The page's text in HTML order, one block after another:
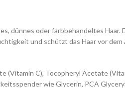
dünnes oder farbbehandeltes Haar.
und schützt das Haar vor
(Vitamin C), Tocopheryl Acetate
wie Glycerin, PCA